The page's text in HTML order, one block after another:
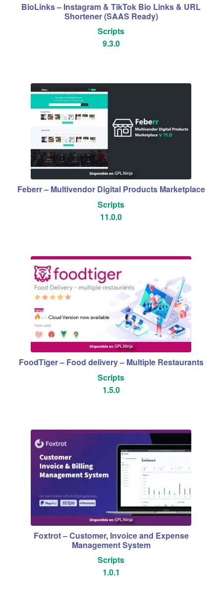
BioLinks – Instagram & TikTok Bio Links & URL
Shortener (SAAS Ready)
Scripts
9.3.0
Feberr – Multivendor Digital Products Marketplace
Scripts
11.0.0
FoodTiger – Food delivery – Multiple Restaurants
Scripts
1.5.0
Foxtrot – Customer, Invoice and Expense
Management System
Scripts
1.0.1